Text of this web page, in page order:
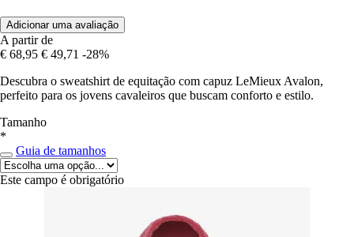
Adicionar uma avaliação
A partir de
€ 68,95 € 49,71 -28%
Descubra o sweatshirt de equitação com capuz LeMieux Avalon,
perfeito para os jovens cavaleiros que buscam conforto e estilo.
Tamanho
*
Guia de tamanhos
Este campo é obrigatório